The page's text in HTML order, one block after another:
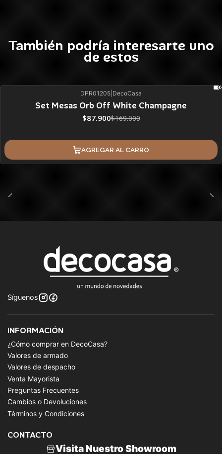
También podría interesarte uno
de estos
DPR01205 DecoCasa
Set Mesas Orb Off White Champagne
$87.900$169.000
AGREGAR AL CARRO
Síguenos
INFORMACIÓN
¿Cómo comprar en DecoCasa?
Valores de armado
Valores de despacho
Venta Mayorista
Preguntas Frecuentes
Cambios o Devoluciones
Términos y Condiciones
CONTACTO
Visita Nuestro Showroom